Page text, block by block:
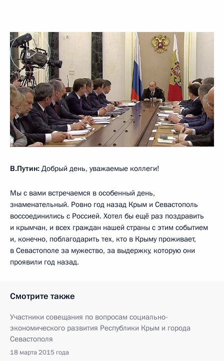
В.Путин: Добрый день, уважаемые коллеги!
Мы с вами встречаемся в особенный день,
знаменательный. Ровно год назад Крым и Севастополь
воссоединились с Россией. Хотел бы ещё раз поздравить
и крымчан, и всех граждан нашей страны с этим событием
и, конечно, поблагодарить тех, кто в Крыму проживает,
в Севастополе за мужество, за выдержку, которую они
проявили год назад.
Смотрите также
Участники совещания по вопросам социально-
экономического развития Республики Крым и города
Севастополя
18 марта 2015 года